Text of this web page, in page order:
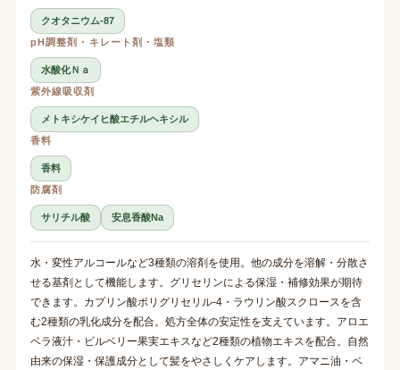
クオタニウム-87
pH調整剤・キレート剤・塩類
水酸化Ｎａ
紫外線吸収剤
メトキシケイヒ酸エチルヘキシル
香料
香料
防腐剤
サリチル酸 安息香酸Na
水・変性アルコールなど3種類の溶剤を使用。他の成分を溶解・分散さ
せる基剤として機能します。グリセリンによる保湿・補修効果が期待
できます。カプリン酸ポリグリセリル-4・ラウリン酸スクロースを含
む2種類の乳化成分を配合。処方全体の安定性を支えています。アロエ
ベラ液汁・ビルベリー果実エキスなど2種類の植物エキスを配合。自然
由来の保湿・保護成分として髪をやさしくケアします。アマニ油・ペ